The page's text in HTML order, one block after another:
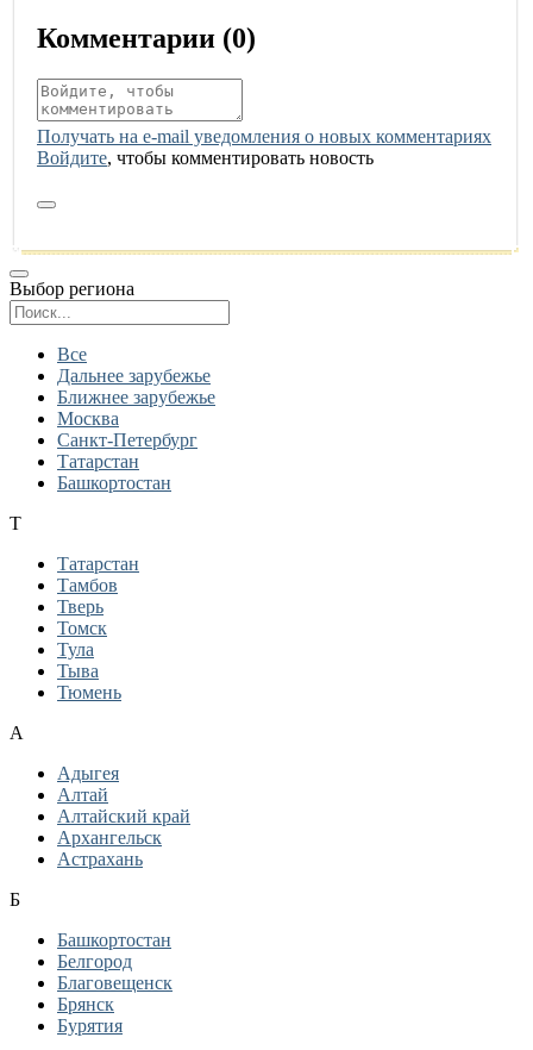
Комментарии (0)
Получать на e‑mail уведомления о новых комментариях
Войдите, чтобы комментировать новость
Выбор региона
Все
Дальнее зарубежье
Ближнее зарубежье
Москва
Санкт-Петербург
Татарстан
Башкортостан
Т
Татарстан
Тамбов
Тверь
Томск
Тула
Тыва
Тюмень
А
Адыгея
Алтай
Алтайский край
Архангельск
Астрахань
Б
Башкортостан
Белгород
Благовещенск
Брянск
Бурятия